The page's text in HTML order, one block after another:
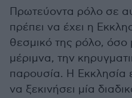
Πρωτεύοντα ρόλο σε
πρέπει να έχει η
θεσμικό της ρόλο, όσο
μέριμνα, την
παρουσία. Η Εκκλησία
να ξεκινήσει μία